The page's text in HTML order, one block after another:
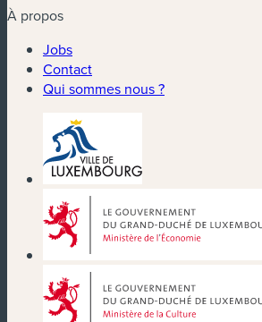
À propos
Jobs
Contact
Qui sommes nous ?